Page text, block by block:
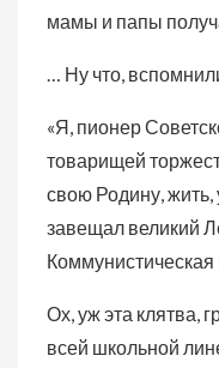
мамы и папы
… Ну что,
«Я, пионер
товарищей
свою Родину, жить,
завещал великий
Коммунистическая
Ох, уж эта клятва,
всей школьной